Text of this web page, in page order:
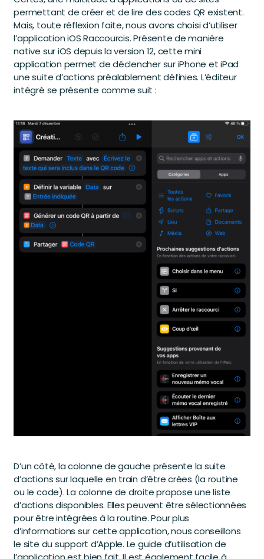
permettant de créer et de lire des codes QR existent.
Mais, toute réflexion faite, nous avons choisi d’utiliser
l’application iOS Raccourcis. Présente de manière
native sur iOS depuis la version 12, cette mini
application permet de déclencher sur iPhone et iPad
une suite d’actions préalablement définies. L’éditeur
intégré se présente comme suit :
D’un côté, la colonne de gauche présente la suite
d’actions sur laquelle en train d’être crées (la routine
ou le code). La colonne de droite propose une liste
d’actions disponibles. Elles peuvent être sélectionnées
pour être intégrées à la routine. Pour plus
d’informations sur cette application, nous conseillons
le site du support d’Apple. Le guide d’utilisation de